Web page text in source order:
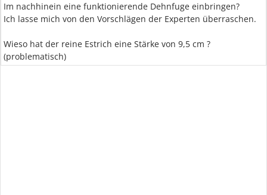
Im nachhinein eine funktionierende Dehnfuge einbringen?
Ich lasse mich von den Vorschlägen der Experten überraschen.
Wieso hat der reine Estrich eine Stärke von 9,5 cm ?
(problematisch)